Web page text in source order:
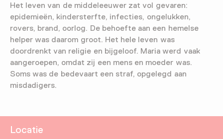
Het leven van de middeleeuwer zat vol gevaren:
epidemieën, kindersterfte, infecties, ongelukken,
rovers, brand, oorlog. De behoefte aan een hemelse
helper was daarom groot. Het hele leven was
doordrenkt van religie en bijgeloof. Maria werd vaak
aangeroepen, omdat zij een mens en moeder was.
Soms was de bedevaart een straf, opgelegd aan
misdadigers.
Locatie